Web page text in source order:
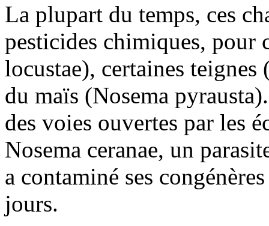
La plupart du temps, ces
pesticides chimiques, pour
locustae), certaines
du maïs (Nosema
des voies ouvertes par les
Nosema ceranae, un
a contaminé ses
jours.